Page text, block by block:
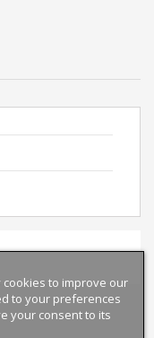
to improve our
to your preferences
your consent to its